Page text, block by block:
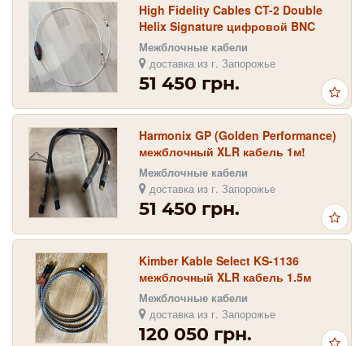
High Fidelity Cables CT-2 Double
Helix Signature цифровой BNC
кабель 1.5м!
Межблочные кабели
доставка из г. Запорожье
51 450 грн.
Harmonix GP (Golden Performance)
межблочный XLR кабель 1м!
Межблочные кабели
доставка из г. Запорожье
51 450 грн.
Kimber Kable Select KS-1136
межблочный XLR кабель 1.5м
Межблочные кабели
доставка из г. Запорожье
120 050 грн.